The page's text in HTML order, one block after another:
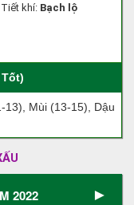
Tiết khí: Bạch lộ
13), Mùi (13-15), Dậu
2022 ►